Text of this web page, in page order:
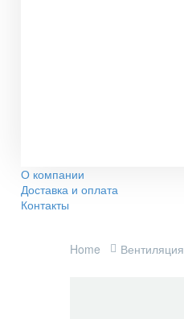
О компании
Доставка и оплата
Контакты
Home Вентиляция